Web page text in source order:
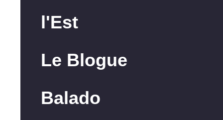
l'Est
Le Blogue
Balado